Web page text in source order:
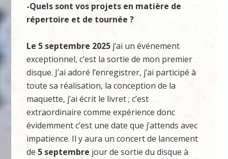
-Quels sont vos projets en matière de
répertoire et de tournée ?
Le 5 septembre 2025 j’ai un événement
exceptionnel, c’est la sortie de mon premier
disque. J’ai adoré l’enregistrer, j’ai participé à
toute sa réalisation, la conception de la
maquette, j’ai écrit le livret ; c’est
extraordinaire comme expérience donc
évidemment c’est une date que j’attends avec
impatience. Il y aura un concert de lancement
de 5 septembre jour de sortie du disque à